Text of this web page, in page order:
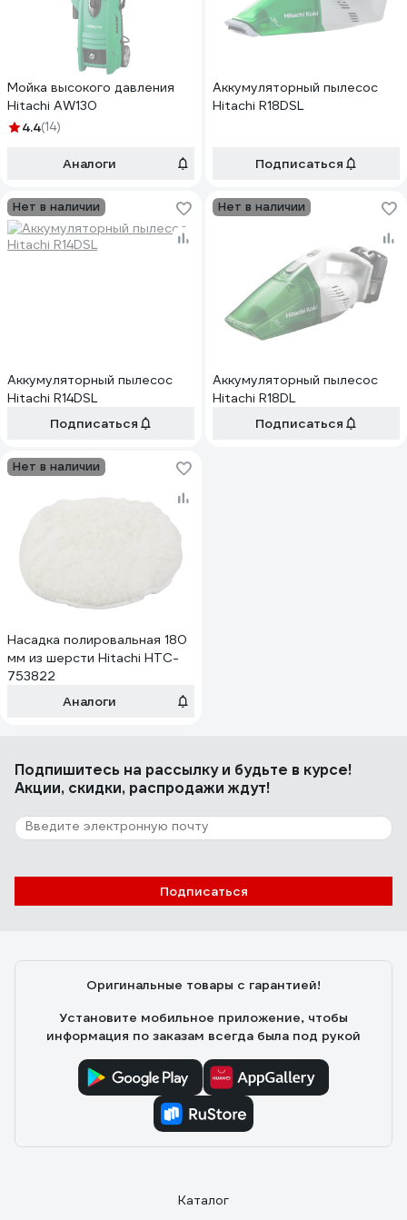
Мойка высокого давления
Hitachi AW130
4.4(14)
Аналоги
Аккумуляторный пылесос
Hitachi R18DSL
Подписаться
Нет в наличии
Аккумуляторный пылесос
Hitachi R14DSL
Подписаться
Нет в наличии
Аккумуляторный пылесос
Hitachi R18DL
Подписаться
Нет в наличии
Насадка полировальная 180
мм из шерсти Hitachi HTC-
753822
Аналоги
Подпишитесь на рассылкуи будьте в курсе!
Акции, скидки, распродажи ждут!
Подписаться
Оригинальные товары с гарантией!
Установите мобильное приложение, чтобы
информация по заказам всегда была под рукой
Каталог